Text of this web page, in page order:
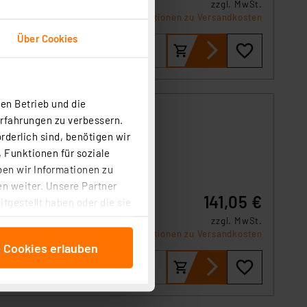
Über Cookies
Betrieb und die
zu verbessern.
sind, benötigen wir
Funktionen für soziale
wir Informationen zu
weiter. Unsere Partner
haben oder die sie
(Art. 6
ist durch Klick auf den
Cookies erlauben
zzgl. MwSt.
Informationen zu Versandkosten
141,05 €
zzgl. MwSt.
Informationen zu Versandkosten